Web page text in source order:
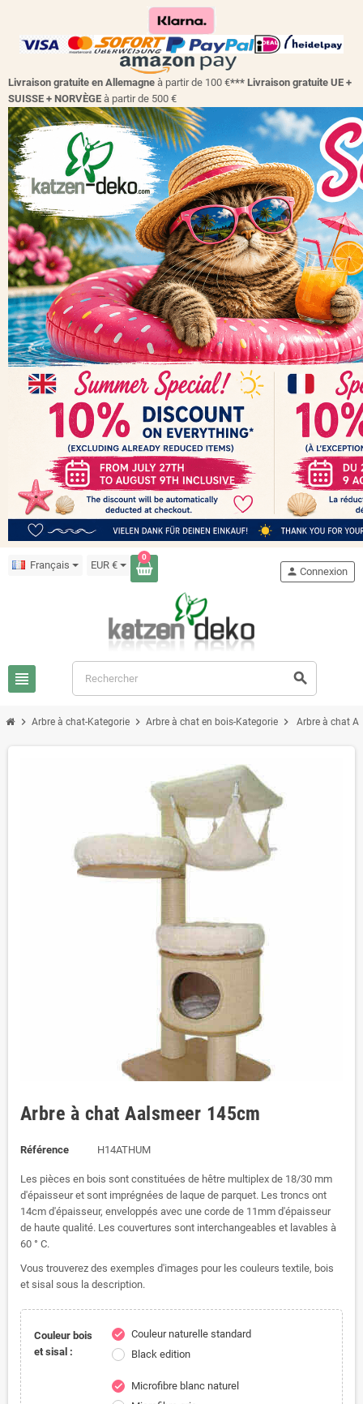
Livraison gratuite en Allemagne à partir de 100 €*** Livraison gratuite UE +
SUISSE + NORVÈGE à partir de 500 €
Français EUR €
0
view_headline search
person Connexion
chevron_right Arbre à chat-Kategorie chevron_right Arbre à chat en bois-Kategorie chevron_right Arbre à chat
Arbre à chat Aalsmeer 145cm
Référence H14ATHUM
Les pièces en bois sont constituées de hêtre multiplex de 18/30 mm
d'épaisseur et sont imprégnées de laque de parquet. Les troncs ont
14cm d'épaisseur, enveloppés avec une corde de 11mm d'épaisseur
de haute qualité. Les couvertures sont interchangeables et lavables à
60 ° C.
Vous trouverez des exemples d'images pour les couleurs textile, bois
et sisal sous la description.
Couleur bois
et sisal :
check
Couleur naturelle standard
Black edition
check
Microfibre blanc naturel